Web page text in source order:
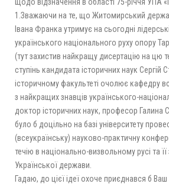
щодо відзначення в області 75-річчя УПА
1.Зважаючи на те, що Житомирський
Івана Франка утримує на сьогодні
українського національного руху опору
(тут захистив найкращу дисертацію на цю
ступінь кандидата історичних наук Сергій
історичному факультеті очолює кафедру
з найкращих знавців українського-
доктор історичних наук, професор Галина
було б доцільно на базі університету
(всеукраїнську) науково-практичну
течію в національно-визвольному русі та
Української держави.
Гадаю, до цієї ідеї охоче приєднався б